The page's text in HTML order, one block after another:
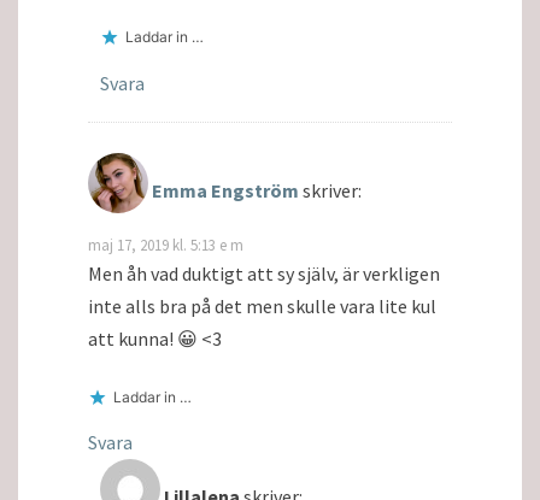
Laddar in …
Svara
Emma Engström skriver:
maj 17, 2019 kl. 5:13 e m
Men åh vad duktigt att sy själv, är verkligen
inte alls bra på det men skulle vara lite kul
att kunna! 😀 <3
Laddar in …
Svara